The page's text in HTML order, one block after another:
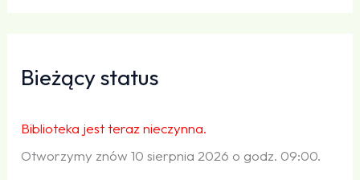
Bieżący status
Biblioteka jest teraz nieczynna.
Otworzymy znów 10 sierpnia 2026 o godz. 09:00.